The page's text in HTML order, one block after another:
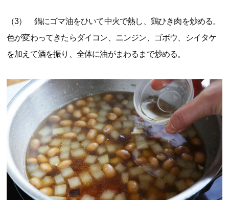
（3） 鍋にゴマ油をひいて中火で熱し、鶏ひき肉を炒める。
色が変わってきたらダイコン、ニンジン、ゴボウ、シイタケ
を加えて酒を振り、全体に油がまわるまで炒める。